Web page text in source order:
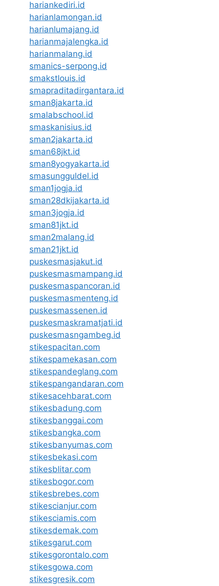
hariankediri.id
harianlamongan.id
harianlumajang.id
harianmajalengka.id
harianmalang.id
smanics-serpong.id
smakstlouis.id
smapraditadirgantara.id
sman8jakarta.id
smalabschool.id
smaskanisius.id
sman2jakarta.id
sman68jkt.id
sman8yogyakarta.id
smasungguldel.id
sman1jogja.id
sman28dkijakarta.id
sman3jogja.id
sman81jkt.id
sman2malang.id
sman21jkt.id
puskesmasjakut.id
puskesmasmampang.id
puskesmaspancoran.id
puskesmasmenteng.id
puskesmassenen.id
puskesmaskramatjati.id
puskesmasngambeg.id
stikespacitan.com
stikespamekasan.com
stikespandeglang.com
stikespangandaran.com
stikesacehbarat.com
stikesbadung.com
stikesbanggai.com
stikesbangka.com
stikesbanyumas.com
stikesbekasi.com
stikesblitar.com
stikesbogor.com
stikesbrebes.com
stikescianjur.com
stikesciamis.com
stikesdemak.com
stikesgarut.com
stikesgorontalo.com
stikesgowa.com
stikesgresik.com